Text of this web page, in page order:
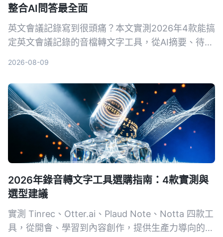
整合AI問答最全面
英文會議記錄寫到很頭痛？本文實測2026年4款能搞
定英文會議記錄的音檔轉文字工具，從AI摘要、待辦
2026-08-09
2026年錄音轉文字工具選購指南：4款實測與
選型建議
實測 Tinrec、Otter.ai、Plaud Note、Notta 四款工
具，從開會、學習到內容創作，提供生產力導向的選